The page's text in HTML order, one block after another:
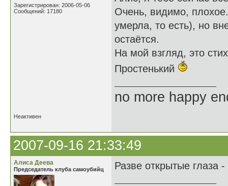
Зарегистрирован: 2006-05-06
Сообщений: 17180
Очень, видимо,
умерла, то есть), но
остаётся.
На мой взгляд, это
Простенький
no more happy
Неактивен
2007-09-16 21:33:49
Алиса Деева
Председатель клуба самоубийц Разве открытые глаза